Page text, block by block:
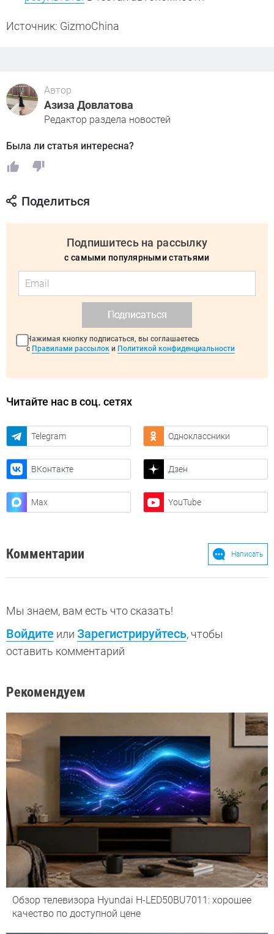
Источник: GizmoChina
Автор
Азиза Довлатова
Редактор раздела новостей
Была ли статья интересна?
Поделиться
Подпишитесь на рассылку
с самыми популярными статьями
Подписаться
Нажимая кнопку подписаться, вы соглашаетесь
с Правилами рассылок и Политикой конфиденциальности
Читайте нас в соц. сетях
Telegram Одноклассники
ВКонтакте Дзен
Max YouTube
Комментарии Написать
Мы знаем, вам есть что сказать!
Войдите или Зарегистрируйтесь, чтобы
оставить комментарий
Рекомендуем
Обзор телевизора Hyundai H-LED50BU7011: хорошее
качество по доступной цене